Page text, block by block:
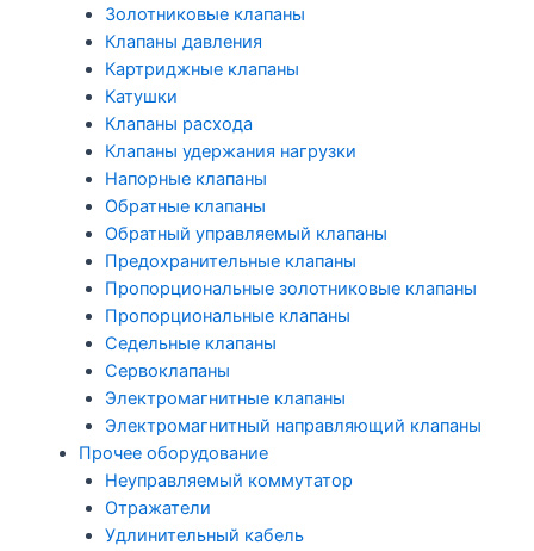
Золотниковые клапаны
Клапаны давления
Картриджные клапаны
Катушки
Клапаны расхода
Клапаны удержания нагрузки
Напорные клапаны
Обратные клапаны
Обратный управляемый клапаны
Предохранительные клапаны
Пропорциональные золотниковые клапаны
Пропорциональные клапаны
Седельные клапаны
Сервоклапаны
Электромагнитные клапаны
Электромагнитный направляющий клапаны
Прочее оборудование
Неуправляемый коммутатор
Отражатели
Удлинительный кабель